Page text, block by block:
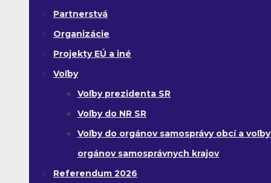
Partnerstvá
Organizácie
Projekty EÚ a iné
Voľby
Voľby prezidenta SR
Voľby do NR SR
Voľby do orgánov samosprávy obcí a
orgánov samosprávnych krajov
Referendum 2026